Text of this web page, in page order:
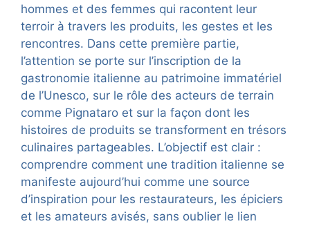
hommes et des femmes qui racontent leur
terroir à travers les produits, les gestes et les
rencontres. Dans cette première partie,
l’attention se porte sur l’inscription de la
gastronomie italienne au patrimoine immatériel
de l’Unesco, sur le rôle des acteurs de terrain
comme Pignataro et sur la façon dont les
histoires de produits se transforment en trésors
culinaires partageables. L’objectif est clair :
comprendre comment une tradition italienne se
manifeste aujourd’hui comme une source
d’inspiration pour les restaurateurs, les épiciers
et les amateurs avisés, sans oublier le lien